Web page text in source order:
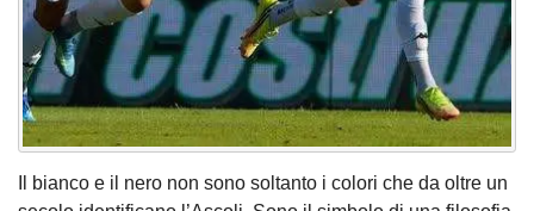
Il bianco e il nero non sono soltanto i colori che da oltre un